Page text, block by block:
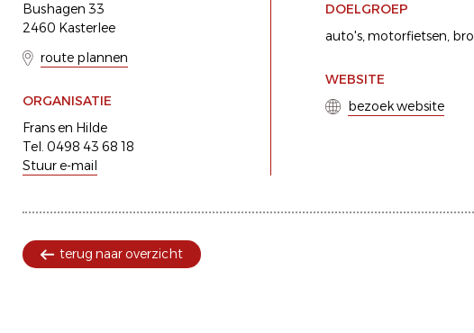
Bushagen 33
2460 Kasterlee
route plannen
ORGANISATIE
Frans en Hilde
Tel. 0498 43 68 18
Stuur e-mail
DOELGROEP
auto's motorfietsen
WEBSITE
bezoek website
terug naar overzicht